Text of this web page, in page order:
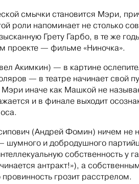
смычки становится Мэри,
роли напоминает не столько
Грету Гарбо, в те же
проекте — фильме «Ниночка».
Акимкин) — в картине
— в театре начинает свой
иначе как Машкой не
и в финале выходит
(Андрей Фомин) ничем не
шумного и добродушного
собственность у
антракт!»), а
грозит расстрелом.